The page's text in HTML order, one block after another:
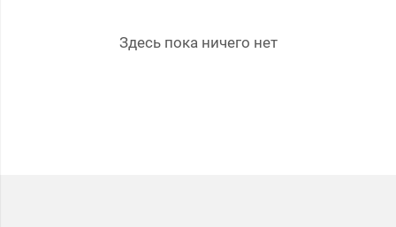
Здесь пока ничего нет